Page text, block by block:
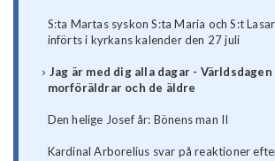
S:ta Martas syskon S:ta Maria och S:t
införts i kyrkans kalender den 27 juli
Jag är med dig alla dagar -
morföräldrar och de äldre
Den helige Josef år: Bönens man II
Kardinal Arborelius svar på reaktioner